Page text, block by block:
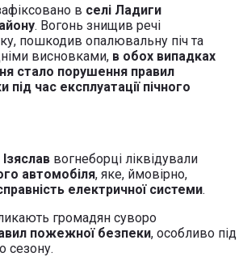
в селі Ладиги
. Вогонь знищив речі
пошкодив опалювальну піч та
висновками, в обох випадках
стало порушення правил
час експлуатації пічного
Ізяслав вогнеборці ліквідували
автомобіля, яке, ймовірно,
електричної системи.
громадян суворо
пожежної безпеки, особливо під
сезону.